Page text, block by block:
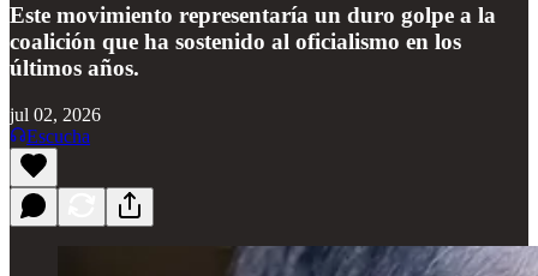
Este movimiento representaría un duro golpe a la
coalición que ha sostenido al oficialismo en los
últimos años.
jul 02, 2026
Escucha